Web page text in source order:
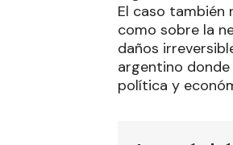
El caso también
como sobre la
daños
argentino
política y